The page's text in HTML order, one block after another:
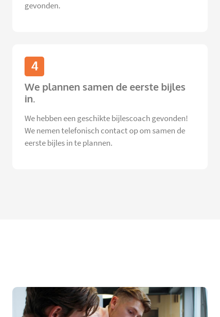
gevonden.
4
We plannen samen de eerste bijles
in.
We hebben een geschikte bijlescoach gevonden!
We nemen telefonisch contact op om samen de
eerste bijles in te plannen.